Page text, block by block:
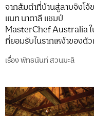
จากส้มตำที่บ้านสู่ลาบจิงโจ้
แนท นาตาลี แชมป์
MasterChef Australia
ที่ยอมรับในรากเหง้าของตัว
เรื่องพัทธนันท์ สวนมะลิ